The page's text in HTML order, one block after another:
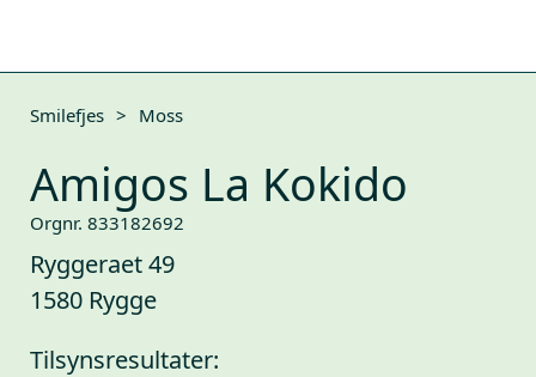
Smilefjes > Moss
Amigos La Kokido
Orgnr. 833182692
Ryggeraet 49
1580 Rygge
Tilsynsresultater: